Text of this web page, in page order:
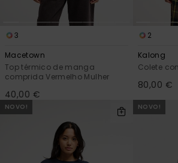
3
Macetown
Top térmico de manga
comprida Vermelho Mulher
40,00 €
2
Kalong
Colete
80,00 €
NOVO! NOVO!